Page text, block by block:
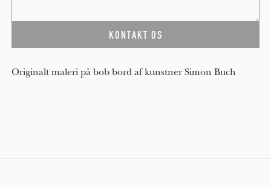
Originalt maleri på bob bord af kunstner Simon Buch